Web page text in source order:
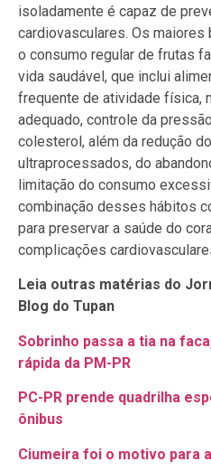
isoladamente é capaz de
cardiovasculares. Os
o consumo regular de frutas
vida saudável, que inclui
frequente de atividade física,
adequado, controle da
colesterol, além da redução
ultraprocessados, do
limitação do consumo
combinação desses hábitos
para preservar a saúde do
complicações
Leia outras matérias do
Blog do Tupan
Sobrinho passa a tia na
rápida da PM-PR
PC-PR prende quadrilha
ônibus
Ciumeira foi o motivo para